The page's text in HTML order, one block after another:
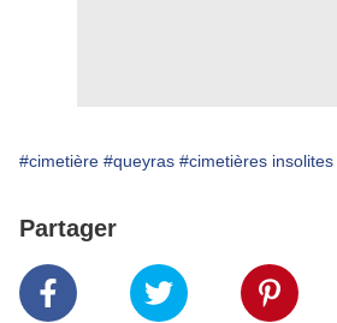
#cimetière #queyras #cimetières insolites
Partager